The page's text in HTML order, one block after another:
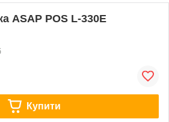
ASAP POS L-330E
Купити